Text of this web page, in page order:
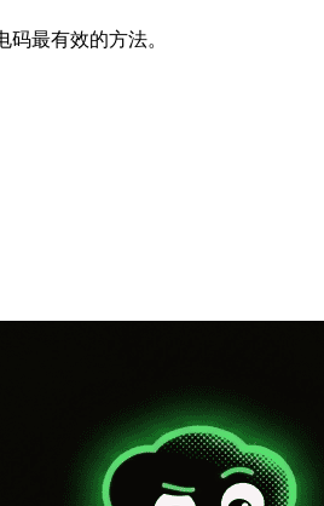
最有效的方法。